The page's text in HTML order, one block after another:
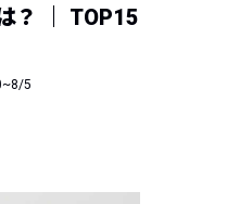
？ ｜ TOP15
5